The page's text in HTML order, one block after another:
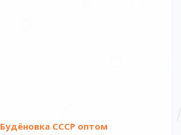
Будёновка СССР оптом